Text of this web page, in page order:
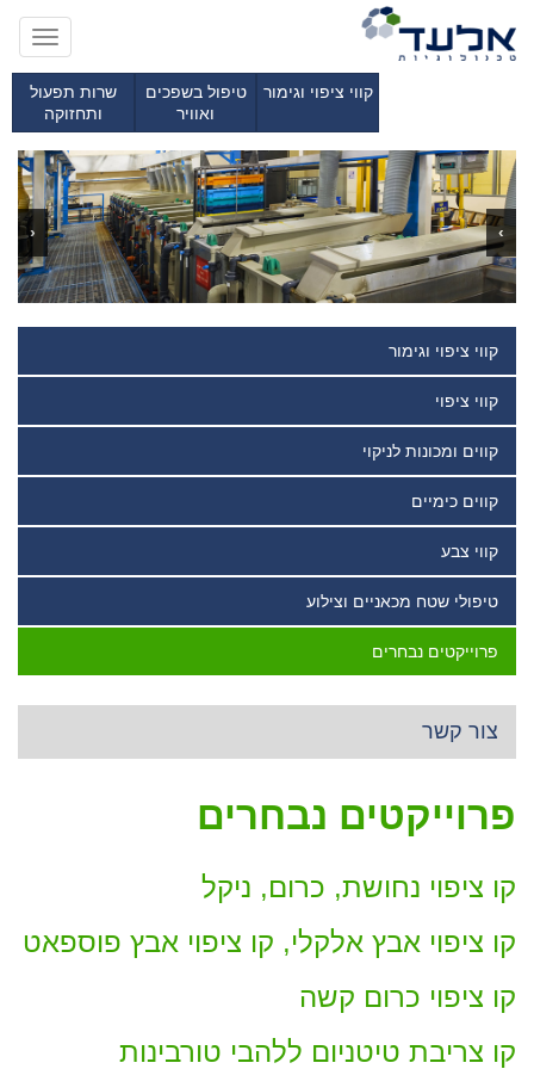
שרות תפעול
ותחזוקה
טיפול בשפכים
ואוויר
קווי ציפוי וגימור
‹ ›
קווי ציפוי וגימור
קווי ציפוי
קווים ומכונות לניקוי
קווים כימיים
קווי צבע
טיפולי שטח מכאניים וצילוע
פרוייקטים נבחרים
צור קשר
פרוייקטים נבחרים
קו ציפוי נחושת, כרום, ניקל
קו ציפוי אבץ אלקלי, קו ציפוי אבץ פוספאט
קו ציפוי כרום קשה
קו צריבת טיטניום ללהבי טורבינות